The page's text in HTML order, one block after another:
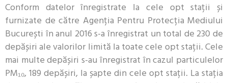
Conform datelor înregistrate la cele opt stații și
furnizate de către Agenția Pentru Protecția Mediului
București în anul 2016 s-a înregistrat un total de 230 de
depășiri ale valorilor limită la toate cele opt stații. Cele
mai multe depășiri s-au înregistrat în cazul particulelor
PM₁₀, 189 depășiri, la șapte din cele opt stații. La stația